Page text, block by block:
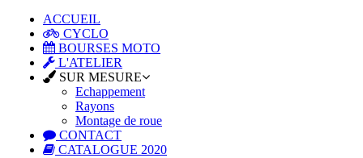
ACCUEIL
CYCLO
BOURSES MOTO
L'ATELIER
SUR MESURE
Echappement
Rayons
Montage de roue
CONTACT
CATALOGUE 2020